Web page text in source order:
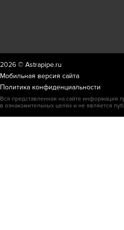
2026 © Astrapipe.ru
Мобильная версия сайта
Политика конфиденциальности
Вся представленная на сайте информация
в ознакомительных целях и не является